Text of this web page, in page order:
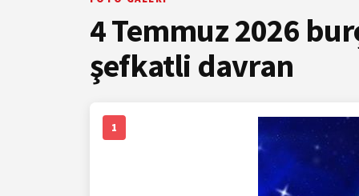
4 Temmuz 2026
şefkatli davran
1